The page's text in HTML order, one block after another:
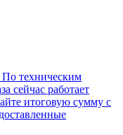
техническим
сейчас работает
итоговую сумму с